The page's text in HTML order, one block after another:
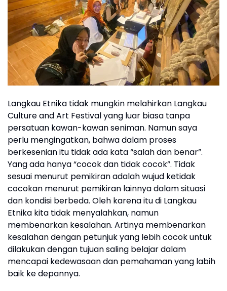
Langkau Etnika tidak mungkin melahirkan Langkau
Culture and Art Festival yang luar biasa tanpa
persatuan kawan-kawan seniman. Namun saya
perlu mengingatkan, bahwa dalam proses
berkesenian itu tidak ada kata “salah dan benar”.
Yang ada hanya “cocok dan tidak cocok”. Tidak
sesuai menurut pemikiran adalah wujud ketidak
cocokan menurut pemikiran lainnya dalam situasi
dan kondisi berbeda. Oleh karena itu di Langkau
Etnika kita tidak menyalahkan, namun
membenarkan kesalahan. Artinya membenarkan
kesalahan dengan petunjuk yang lebih cocok untuk
dilakukan dengan tujuan saling belajar dalam
mencapai kedewasaan dan pemahaman yang labih
baik ke depannya.